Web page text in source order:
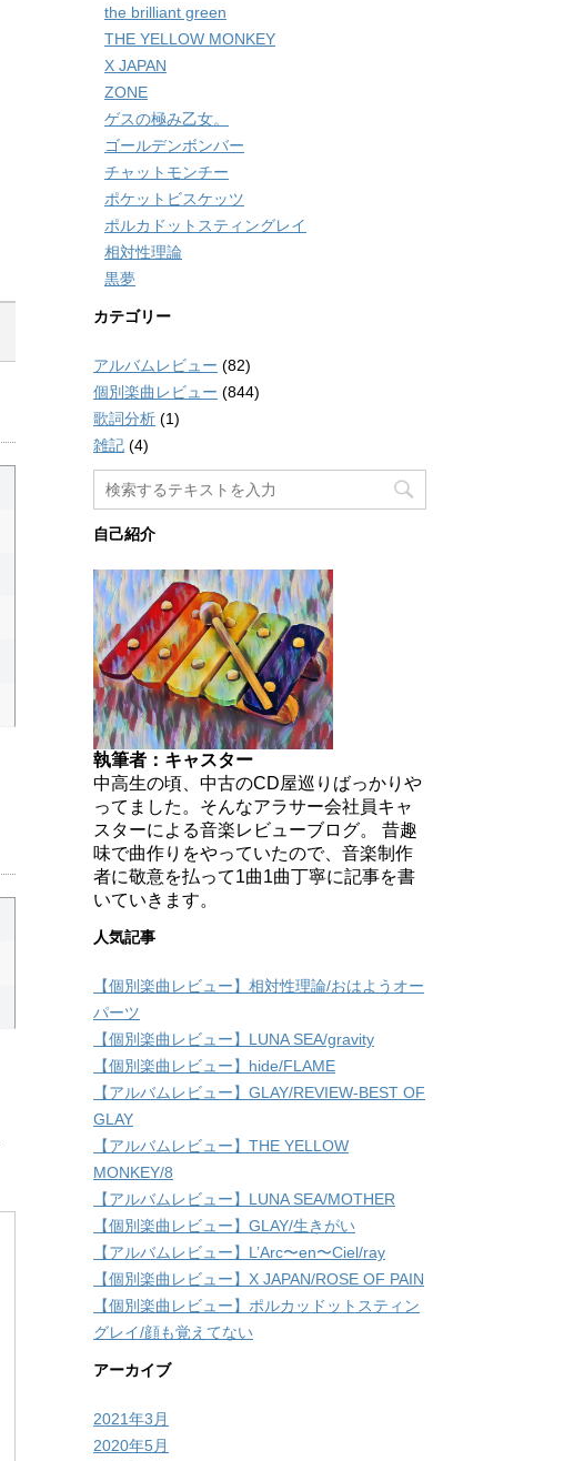
the brilliant green
THE YELLOW MONKEY
X JAPAN
ZONE
ゲスの極み乙女。
ゴールデンボンバー
チャットモンチー
ポケットビスケッツ
ポルカドットスティングレイ
相対性理論
黒夢
カテゴリー
アルバムレビュー (82)
個別楽曲レビュー (844)
歌詞分析 (1)
雑記 (4)
自己紹介
執筆者：キャスター
中高生の頃、中古のCD屋巡りばっかりや
ってました。そんなアラサー会社員キャ
スターによる音楽レビューブログ。 昔趣
味で曲作りをやっていたので、音楽制作
者に敬意を払って1曲1曲丁寧に記事を書
いていきます。
人気記事
【個別楽曲レビュー】相対性理論/おはようオー
パーツ
【個別楽曲レビュー】LUNA SEA/gravity
【個別楽曲レビュー】hide/FLAME
【アルバムレビュー】GLAY/REVIEW-BEST OF
GLAY
【アルバムレビュー】THE YELLOW
MONKEY/8
【アルバムレビュー】LUNA SEA/MOTHER
【個別楽曲レビュー】GLAY/生きがい
【アルバムレビュー】L’Arc〜en〜Ciel/ray
【個別楽曲レビュー】X JAPAN/ROSE OF PAIN
【個別楽曲レビュー】ポルカッドットスティン
グレイ/顔も覚えてない
アーカイブ
2021年3月
2020年5月